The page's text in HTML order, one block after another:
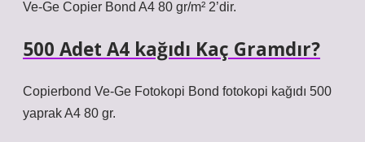
Ve-Ge Copier Bond A4 80 gr/m² 2’dir.
500 Adet A4 kağıdı Kaç Gramdır?
Copierbond Ve-Ge Fotokopi Bond fotokopi kağıdı 500
yaprak A4 80 gr.